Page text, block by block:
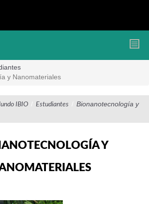
y Nanomateriales
IBIO / Estudiantes / Bionanotecnología y
Y